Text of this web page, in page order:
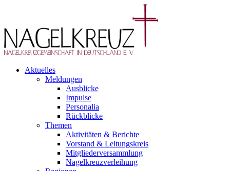
Aktuelles
Meldungen
Ausblicke
Impulse
Personalia
Rückblicke
Themen
Aktivitäten & Berichte
Vorstand & Leitungskreis
Mitgliederversammlung
Nagelkreuzverleihung